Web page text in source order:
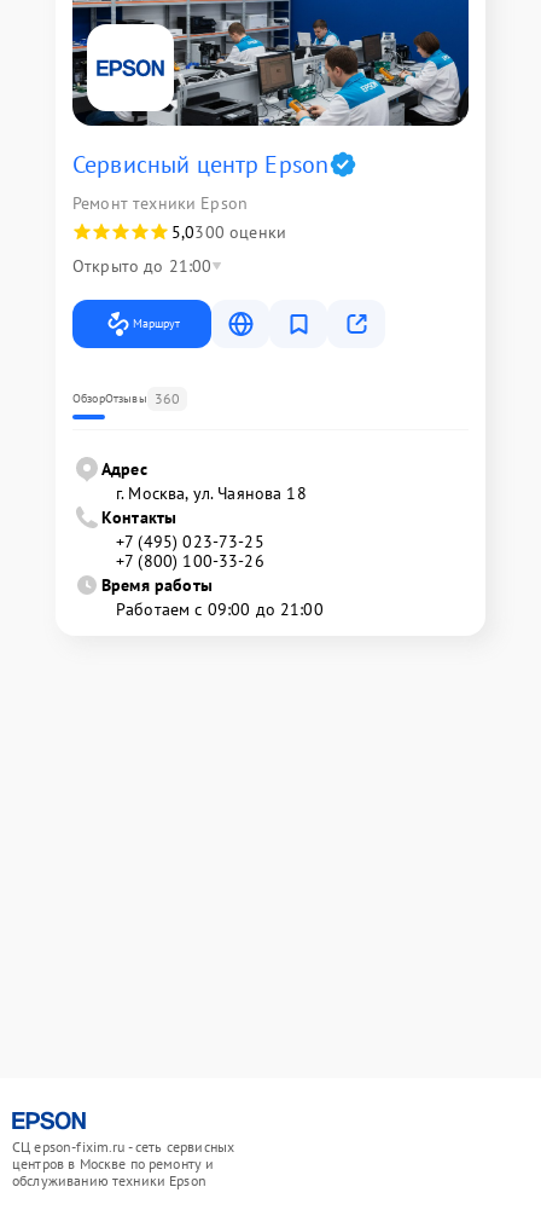
Сервисный центр Epson
Ремонт техники Epson
5,0300 оценки
Открыто до 21:00
Маршрут
ОбзорОтзывы 360
Адрес
г. Москва, ул. Чаянова 18
Контакты
+7 (495) 023-73-25
+7 (800) 100-33-26
Время работы
Работаем с 09:00 до 21:00
СЦ epson-fixim.ru - сеть сервисных
центров в Москве по ремонту и
обслуживанию техники Epson